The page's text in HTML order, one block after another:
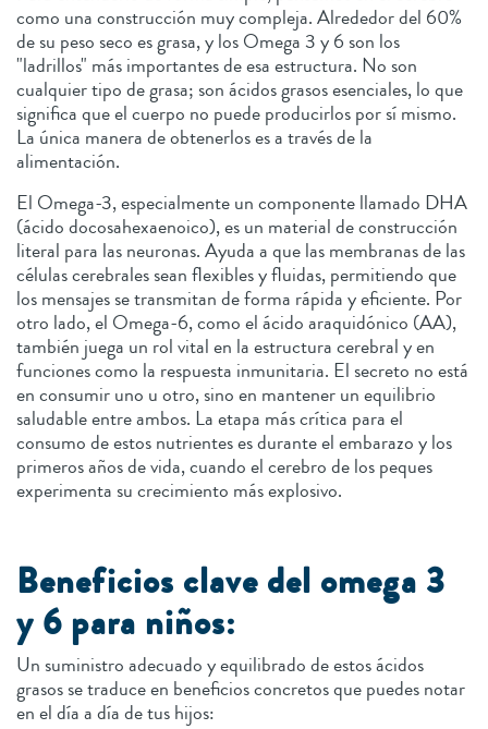
como una construcción muy compleja. Alrededor del 60%
de su peso seco es grasa, y los Omega 3 y 6 son los
"ladrillos" más importantes de esa estructura. No son
cualquier tipo de grasa; son ácidos grasos esenciales, lo que
significa que el cuerpo no puede producirlos por sí mismo.
La única manera de obtenerlos es a través de la
alimentación.
El Omega-3, especialmente un componente llamado DHA
(ácido docosahexaenoico), es un material de construcción
literal para las neuronas. Ayuda a que las membranas de las
células cerebrales sean flexibles y fluidas, permitiendo que
los mensajes se transmitan de forma rápida y eficiente. Por
otro lado, el Omega-6, como el ácido araquidónico (AA),
también juega un rol vital en la estructura cerebral y en
funciones como la respuesta inmunitaria. El secreto no está
en consumir uno u otro, sino en mantener un equilibrio
saludable entre ambos. La etapa más crítica para el
consumo de estos nutrientes es durante el embarazo y los
primeros años de vida, cuando el cerebro de los peques
experimenta su crecimiento más explosivo.
Beneficios clave del omega 3
y 6 para niños:
Un suministro adecuado y equilibrado de estos ácidos
grasos se traduce en beneficios concretos que puedes notar
en el día a día de tus hijos: